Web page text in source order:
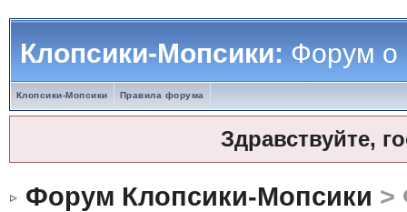
Клопсики-Мопсики:Форум о
Клопсики-Мопсики Правила форума
Здравствуйте,
Форум Клопсики-Мопсики >